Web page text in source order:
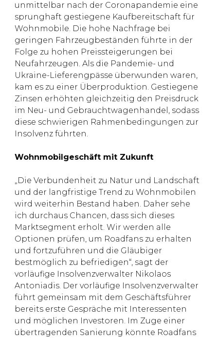
unmittelbar nach der Coronapandemie eine
sprunghaft gestiegene Kaufbereitschaft für
Wohnmobile. Die hohe Nachfrage bei
geringen Fahrzeugbeständen führte in der
Folge zu hohen Preissteigerungen bei
Neufahrzeugen. Als die Pandemie- und
Ukraine-Lieferengpässe überwunden waren,
kam es zu einer Überproduktion. Gestiegene
Zinsen erhöhten gleichzeitig den Preisdruck
im Neu- und Gebrauchtwagenhandel, sodass
diese schwierigen Rahmenbedingungen zur
Insolvenz führten.
Wohnmobilgeschäft mit Zukunft
„Die Verbundenheit zu Natur und Landschaft
und der langfristige Trend zu Wohnmobilen
wird weiterhin Bestand haben. Daher sehe
ich durchaus Chancen, dass sich dieses
Marktsegment erholt. Wir werden alle
Optionen prüfen, um Roadfans zu erhalten
und fortzuführen und die Gläubiger
bestmöglich zu befriedigen“, sagt der
vorläufige Insolvenzverwalter Nikolaos
Antoniadis. Der vorläufige Insolvenzverwalter
führt gemeinsam mit dem Geschäftsführer
bereits erste Gespräche mit Interessenten
und möglichen Investoren. Im Zuge einer
übertragenden Sanierung könnte Roadfans